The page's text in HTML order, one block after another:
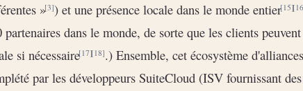
»[3]) et une présence locale dans le monde entier[15]
partenaires dans le monde, de sorte que les clients
si nécessaire[17][18].) Ensemble, cet écosystème
par les développeurs SuiteCloud (ISV fournissant